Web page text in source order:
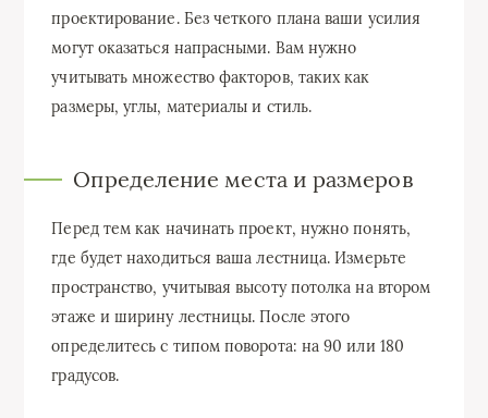
проектирование. Без четкого плана ваши усилия
могут оказаться напрасными. Вам нужно
учитывать множество факторов, таких как
размеры, углы, материалы и стиль.
Определение места и размеров
Перед тем как начинать проект, нужно понять,
где будет находиться ваша лестница. Измерьте
пространство, учитывая высоту потолка на втором
этаже и ширину лестницы. После этого
определитесь с типом поворота: на 90 или 180
градусов.